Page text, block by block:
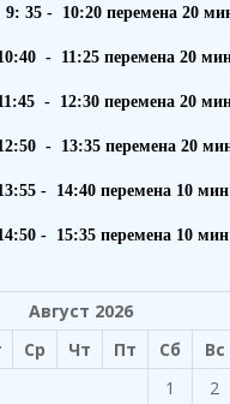
35 - 10:20 перемена 20
- 11:25 перемена 20
- 12:30 перемена 20
- 13:35 перемена 20
- 14:40 перемена 10 мин
- 15:35 перемена 10 мин
Август 2026
Ср Чт Пт Сб
Вс
1
2